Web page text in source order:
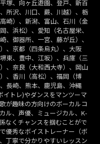
塚、向ヶ丘遊園、登戸、新百
所沢、川口、蕨、川越）、栃
崎）、新潟、富山、石川（金
、浜松）、愛知（名古屋栄、
、御器所、一宮、藤が丘）、
、京都（四条烏丸）、大阪
東、豊中、江坂）、兵庫（三
、奈良（大和西大寺）、岡山
、香川（高松）、福岡（博
長崎、熊本、鹿児島、沖縄
イトレ)やダンスをマンツーマ
が趣味の方向けのボーカルコ
ル、声優、ミュージカル、K-
なくチャンスを掴むことがで
優秀なボイストレーナー（ボ
丁寧で分かりやすいレッスン